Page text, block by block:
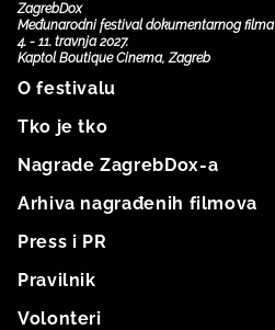
ZagrebDox
Međunarodni festival dokumentarnog filma
4. - 11. travnja 2027.
Kaptol Boutique Cinema, Zagreb
O festivalu
Tko je tko
Nagrade ZagrebDox-a
Arhiva nagrađenih filmova
Press i PR
Pravilnik
Volonteri